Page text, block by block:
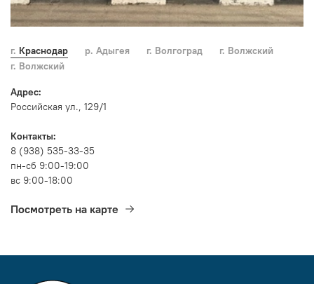
г. Краснодар р. Адыгея г. Волгоград
г. Волжский
г. Волжский
Адрес:
Российская ул., 129/1
Контакты:
8 (938) 535-33-35
пн-сб 9:00-19:00
вс 9:00-18:00
Посмотреть на карте